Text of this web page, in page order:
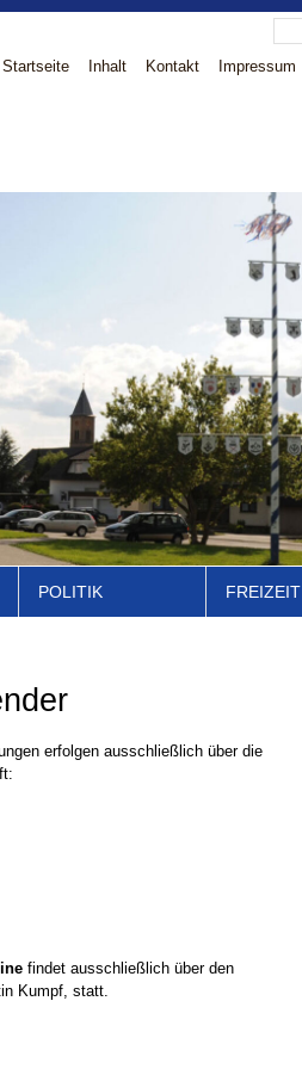
Startseite Inhalt Kontakt Impressum
POLITIK FREIZEIT
erfolgen ausschließlich über die
findet ausschließlich über den
Kumpf, statt.